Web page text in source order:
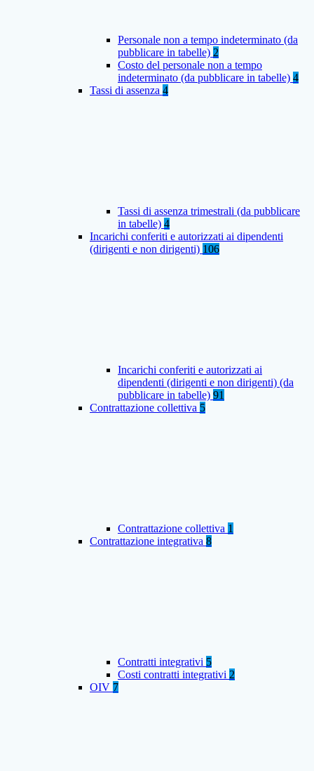
Personale non a tempo indeterminato (da
pubblicare in tabelle) 2
Costo del personale non a tempo
indeterminato (da pubblicare in tabelle) 4
Tassi di assenza 4
Tassi di assenza trimestrali (da pubblicare
in tabelle) 4
Incarichi conferiti e autorizzati ai dipendenti
(dirigenti e non dirigenti) 106
Incarichi conferiti e autorizzati ai
dipendenti (dirigenti e non dirigenti) (da
pubblicare in tabelle) 91
Contrattazione collettiva 5
Contrattazione collettiva 1
Contrattazione integrativa 8
Contratti integrativi 5
Costi contratti integrativi 2
OIV 7